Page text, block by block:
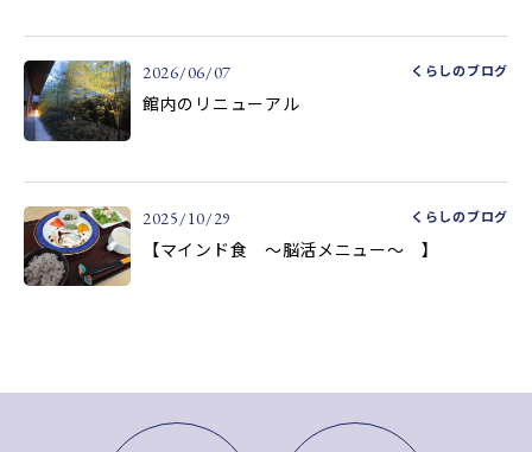
2026/06/07 くらしのブログ
館内のリニューアル
2025/10/29 くらしのブログ
【マインド食 ～脳活メニュー～ 】